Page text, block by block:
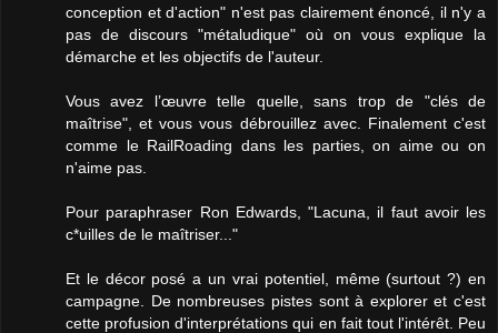
conception et d'action" n'est pas clairement énoncé, il n'y a
pas de discours "métaludique" où on vous explique la
démarche et les objectifs de l'auteur.
Vous avez l’œuvre telle quelle, sans trop de "clés de
maîtrise", et vous vous débrouillez avec. Finalement c'est
comme le RailRoading dans les parties, on aime ou on
n'aime pas.
Pour paraphraser Ron Edwards, "Lacuna, il faut avoir les
c*uilles de le maîtriser..."
Et le décor posé a un vrai potentiel, même (surtout ?) en
campagne. De nombreuses pistes sont à explorer et c'est
cette profusion d'interprétations qui en fait tout l'intérêt. Peu